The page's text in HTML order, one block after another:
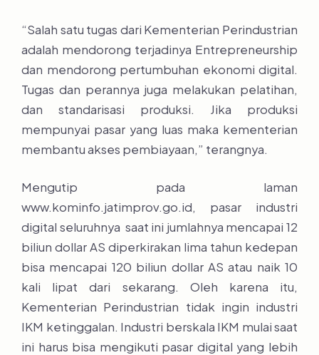
“Salah satu tugas dari Kementerian Perindustrian
adalah mendorong terjadinya Entrepreneurship
dan mendorong pertumbuhan ekonomi digital.
Tugas dan perannya juga melakukan pelatihan,
dan standarisasi produksi. Jika produksi
mempunyai pasar yang luas maka kementerian
membantu akses pembiayaan,” terangnya.
Mengutip pada laman
www.kominfo.jatimprov.go.id, pasar industri
digital seluruhnya saat ini jumlahnya mencapai 12
biliun dollar AS diperkirakan lima tahun kedepan
bisa mencapai 120 biliun dollar AS atau naik 10
kali lipat dari sekarang. Oleh karena itu,
Kementerian Perindustrian tidak ingin industri
IKM ketinggalan. Industri berskala IKM mulai saat
ini harus bisa mengikuti pasar digital yang lebih